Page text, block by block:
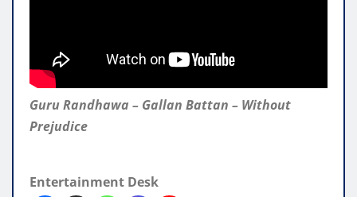
Guru Randhawa – Gallan Battan – Without
Prejudice
Entertainment Desk